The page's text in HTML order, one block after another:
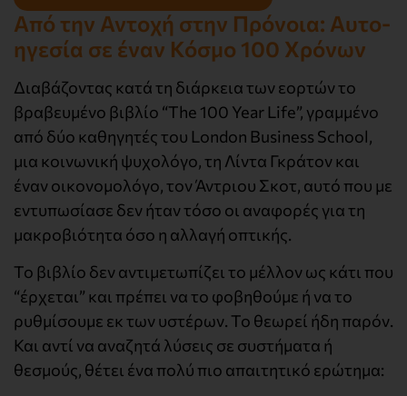
Από την Αντοχή στην Πρόνοια: Αυτο-
ηγεσία σε έναν Κόσμο 100 Χρόνων
Διαβάζοντας κατά τη διάρκεια των εορτών το
βραβευμένο βιβλίο “The 100 Year Life”, γραμμένο
από δύο καθηγητές του London Business School,
μια κοινωνική ψυχολόγο, τη Λίντα Γκράτον και
έναν οικονομολόγο, τον Άντριου Σκοτ, αυτό που με
εντυπωσίασε δεν ήταν τόσο οι αναφορές για τη
μακροβιότητα όσο η αλλαγή οπτικής.
Το βιβλίο δεν αντιμετωπίζει το μέλλον ως κάτι που
“έρχεται” και πρέπει να το φοβηθούμε ή να το
ρυθμίσουμε εκ των υστέρων. Το θεωρεί ήδη παρόν.
Και αντί να αναζητά λύσεις σε συστήματα ή
θεσμούς, θέτει ένα πολύ πιο απαιτητικό ερώτημα: